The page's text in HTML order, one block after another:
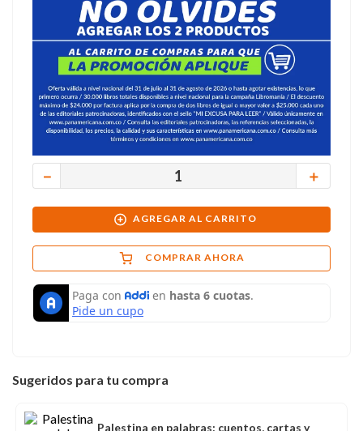
＋
－
AGREGAR AL CARRITO
COMPRAR AHORA
Sugeridos para tu compra
Palestina en palabras: cuentos, cartas y